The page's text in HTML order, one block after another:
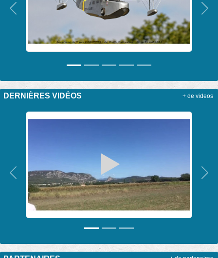
Précedent
DERNIÈRES VIDÉOS
Précedent
+ de videos